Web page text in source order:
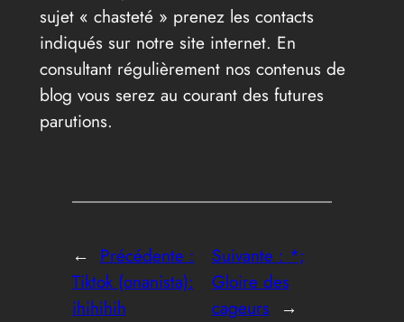
sujet « chasteté » prenez les contacts
indiqués sur notre site internet. En
consultant régulièrement nos contenus de
blog vous serez au courant des futures
parutions.
← Précédente :
Tiktok (onanista):
ihihihih
Suivante : *;
Gloire des
cageurs →